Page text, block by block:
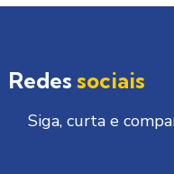
Redes sociais
Siga, curta e